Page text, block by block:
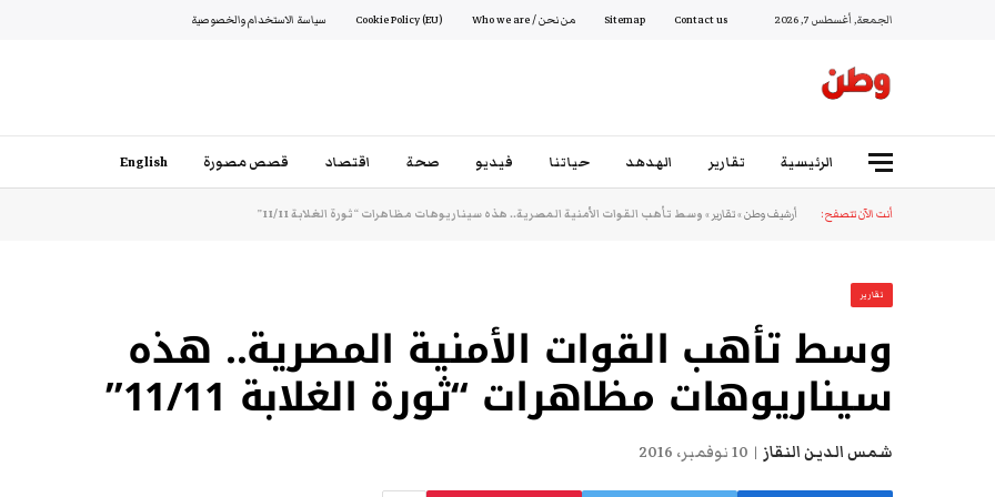
الجمعة, أغسطس 7, 2026 Contact us
Sitemap من نحن / Who we are Cookie Policy (EU) سياسة الاستخدام والخصوصية
الرئيسية تقارير الهدهد حياتنا فيديو صحة اقتصاد قصص مصورة English
أنت الآن تتصفح: أرشيف وطن»تقارير»وسط تأهب القوات الأمنية المصرية.. هذه سيناريوهات مظاهرات “ثورة الغلابة 11/11”
تقارير
وسط تأهب القوات الأمنية المصرية.. هذه
سيناريوهات مظاهرات “ثورة الغلابة 11/11”
شمس الدين النقاز 10 نوفمبر، 2016